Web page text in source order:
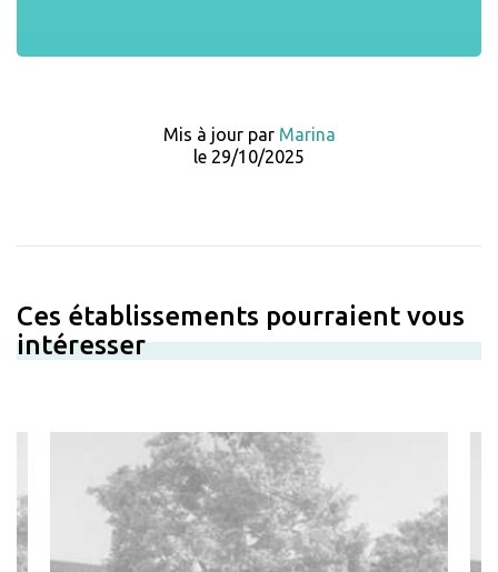
Mis à jour par Marina
le 29/10/2025
Ces établissements pourraient vous
intéresser